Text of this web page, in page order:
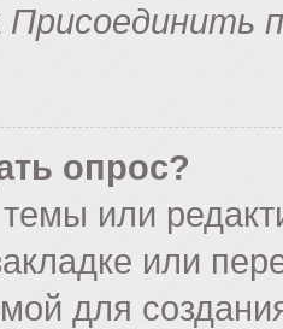
Присоединить
опрос?
или
или
для